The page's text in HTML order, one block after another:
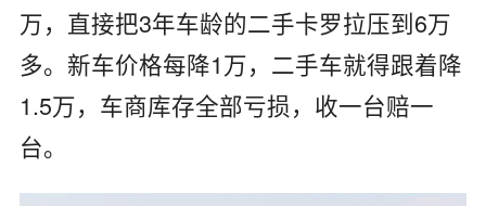
万，直接把3年车龄的二手卡罗拉压到6万
多。新车价格每降1万，二手车就得跟着降
1.5万，车商库存全部亏损，收一台赔一
台。